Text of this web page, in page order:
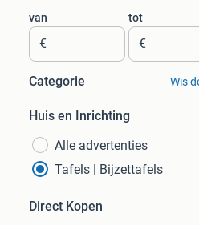
van
€
tot
€
Categorie Wis
Huis en Inrichting
Alle advertenties
Tafels | Bijzettafels
Direct Kopen